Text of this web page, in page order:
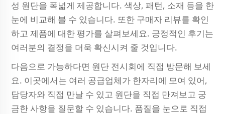
성 원단을 폭넓게 제공합니다. 색상, 패턴, 소재 등을 한
눈에 비교해 볼 수 있습니다. 또한 구매자 리뷰를 확인
하고 제품에 대한 평가를 살펴보세요. 긍정적인 후기는
여러분의 결정을 더욱 확신시켜 줄 것입니다.
다음으로 가능하다면 원단 전시회에 직접 방문해 보세
요. 이곳에서는 여러 공급업체가 한자리에 모여 있어,
담당자와 직접 만날 수 있고 원단을 직접 만져보고 궁
금한 사항을 질문할 수 있습니다. 품질을 눈으로 직접